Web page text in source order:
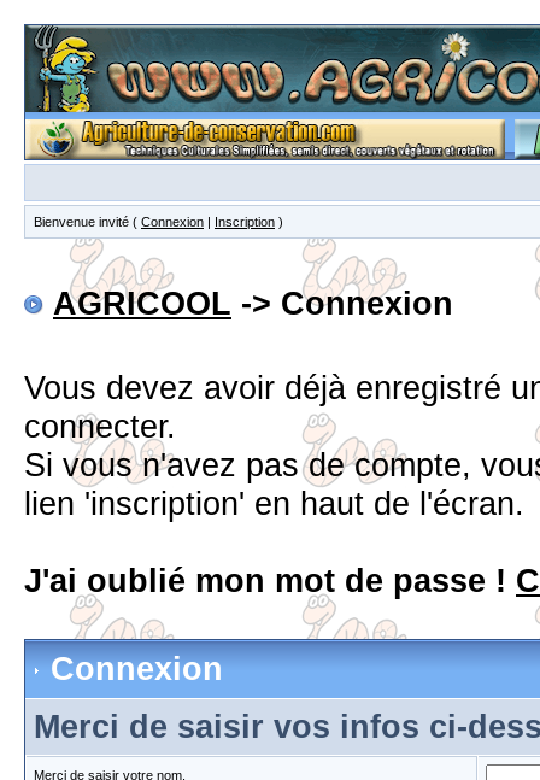
Bienvenue invité ( Connexion | Inscription )
AGRICOOL -> Connexion
Vous devez avoir déjà enregistré
connecter.
Si vous n'avez pas de compte,
lien 'inscription' en haut de l'écran.
J'ai oublié mon mot de passe !
Connexion
Merci de saisir vos infos ci-
Merci de saisir votre nom.